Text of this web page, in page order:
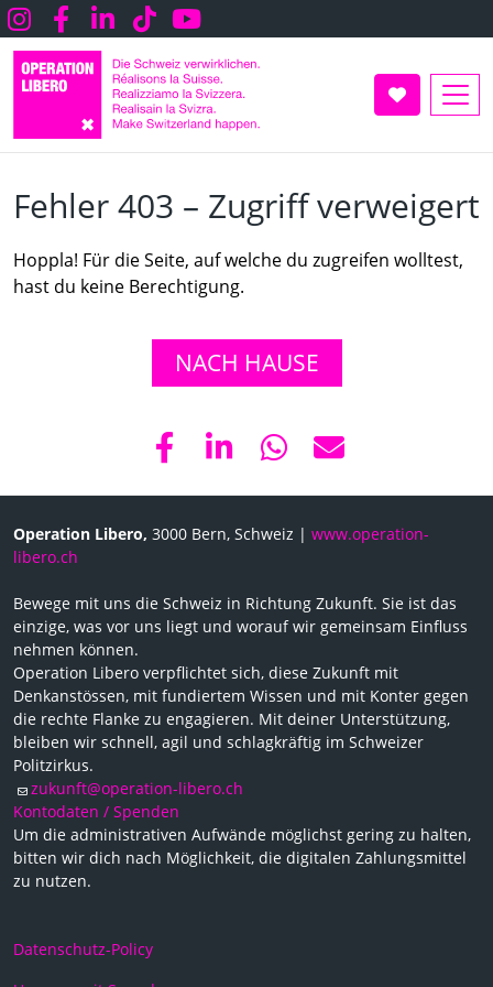
Direkt
zum
Inhalt
Instagram
FacebookLInkedin
TikTokYoutube
Fehler 403 – Zugriff
Fehler 403 – Zugriff verweigert
Hoppla! Für die Seite, auf welche du zugreifen wolltest,
hast du keine Berechtigung.
NACH HAUSE
Operation Libero, 3000 Bern, Schweiz | www.operation-
libero.ch
Bewege mit uns die Schweiz in Richtung Zukunft. Sie ist das
einzige, was vor uns liegt und worauf wir gemeinsam Einfluss
nehmen können.
Operation Libero verpflichtet sich, diese Zukunft mit
Denkanstössen, mit fundiertem Wissen und mit Konter gegen
die rechte Flanke zu engagieren. Mit deiner Unterstützung,
bleiben wir schnell, agil und schlagkräftig im Schweizer
Politzirkus.
zukunft@operation-libero.ch
Kontodaten / Spenden
Um die administrativen Aufwände möglichst gering zu halten,
bitten wir dich nach Möglichkeit, die digitalen Zahlungsmittel
zu nutzen.
Datenschutz-Policy